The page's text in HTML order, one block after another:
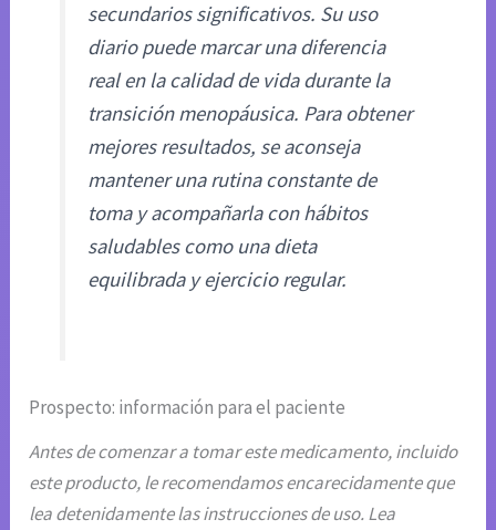
secundarios significativos. Su uso
diario puede marcar una diferencia
real en la calidad de vida durante la
transición menopáusica. Para obtener
mejores resultados, se aconseja
mantener una rutina constante de
toma y acompañarla con hábitos
saludables como una dieta
equilibrada y ejercicio regular.
Prospecto: información para el paciente
Antes de comenzar a tomar este medicamento, incluido
este producto, le recomendamos encarecidamente que
lea detenidamente las instrucciones de uso. Lea